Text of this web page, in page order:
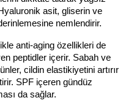
asit, gliserin ve
nemlendirir.
anti-aging özellikleri de
peptidler içerir. Sabah ve
cildin elastikiyetini artırır
SPF içeren gündüz
da sağlar.